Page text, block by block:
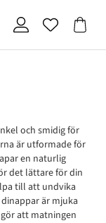
och smidig för
är utformade för
en naturlig
det lättare för din
till att undvika
är mjuka
att matningen